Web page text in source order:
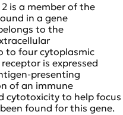
is a member of the
in a gene
to the
to four cytoplasmic
is expressed
presenting
of an immune
to help
found for this gene.